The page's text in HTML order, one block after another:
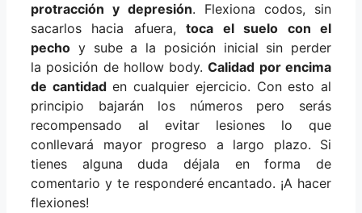
protracción y depresión. Flexiona codos, sin
sacarlos hacia afuera,toca el suelo con el
pecho y sube a la posición inicial sin perder
la posición de hollow body.Calidad por encima
de cantidaden cualquier ejercicio. Con esto al
principio bajarán los números pero serás
recompensado al evitar lesiones lo que
conllevará mayor progreso a largo plazo. Si
tienes alguna duda déjala en forma de
comentario y te responderé encantado. ¡A hacer
flexiones!